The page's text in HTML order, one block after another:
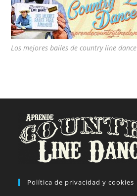
Los mejores bailes de country line dance
Política de privacidad y cookies